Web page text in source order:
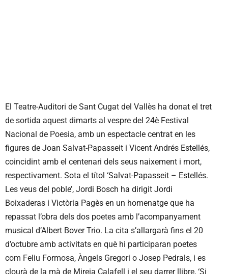
El Teatre-Auditori de Sant Cugat del Vallès ha donat el tret
de sortida aquest dimarts al vespre del 24è Festival
Nacional de Poesia, amb un espectacle centrat en les
figures de Joan Salvat-Papasseit i Vicent Andrés Estellés,
coincidint amb el centenari dels seus naixement i mort,
respectivament. Sota el títol ‘Salvat-Papasseit – Estellés.
Les veus del poble’, Jordi Bosch ha dirigit Jordi
Boixaderas i Victòria Pagès en un homenatge que ha
repassat l’obra dels dos poetes amb l’acompanyament
musical d’Albert Bover Trio. La cita s’allargarà fins el 20
d’octubre amb activitats en què hi participaran poetes
com Feliu Formosa, Àngels Gregori o Josep Pedrals, i es
clourà de la mà de Mireia Calafell i el seu darrer llibre, ‘Si